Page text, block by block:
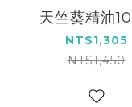
天竺葵精油
NT$1,305
NT$1,450